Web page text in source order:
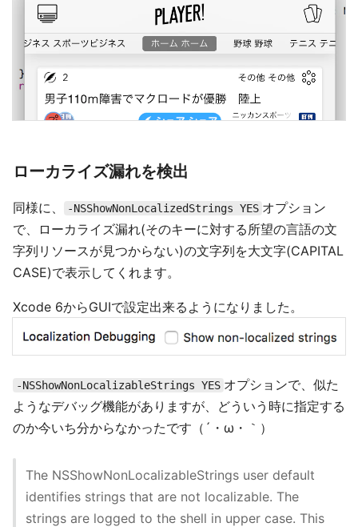
ローカライズ漏れを検出
同様に、 -NSShowNonLocalizedStrings YES オプション
で、ローカライズ漏れ(そのキーに対する所望の言語の文
字列リソースが見つからない)の文字列を大文字(CAPITAL
CASE)で表示してくれます。
Xcode 6からGUIで設定出来るようになりました。
-NSShowNonLocalizableStrings YES オプションで、似た
ようなデバッグ機能がありますが、どういう時に指定する
のか今いち分からなかったです（´・ω・｀）
The NSShowNonLocalizableStrings user default
identifies strings that are not localizable. The
strings are logged to the shell in upper case. This